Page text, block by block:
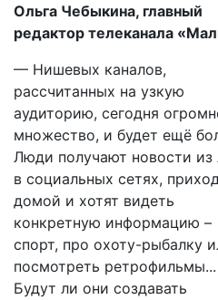
Ольга Чебыкина, главный
редактор телеканала
— Нишевых каналов,
рассчитанных на узкую
аудиторию, сегодня
множество, и будет ещё
Люди получают новости из
в социальных сетях,
домой и хотят видеть
конкретную информацию –
спорт, про охоту-рыбалку
посмотреть ретрофильмы...
Будут ли они создавать